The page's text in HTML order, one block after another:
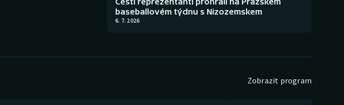
baseballovém týdnu s Nizozemskem
6. 7. 2026
Zobrazit program